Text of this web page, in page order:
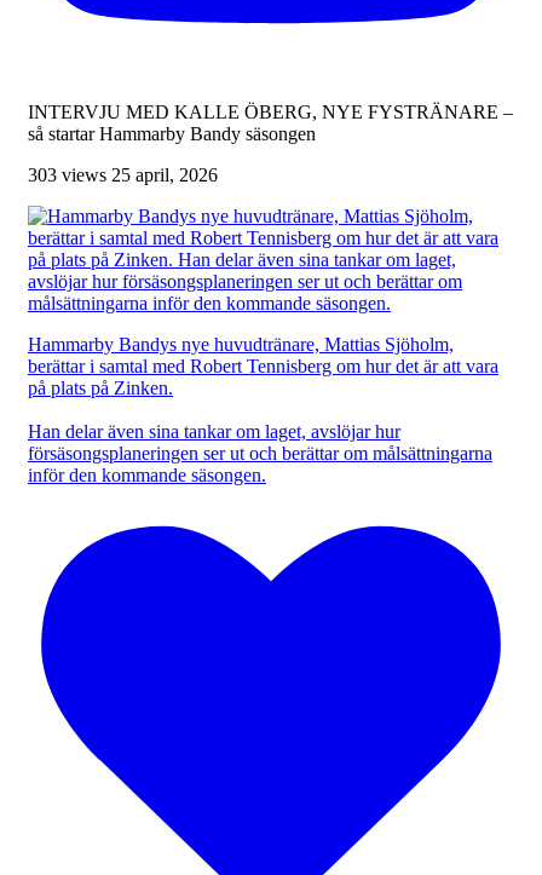
INTERVJU MED KALLE ÖBERG, NYE FYSTRÄNARE –
så startar Hammarby Bandy säsongen
303 views 25 april, 2026
Hammarby Bandys nye huvudtränare, Mattias Sjöholm,
berättar i samtal med Robert Tennisberg om hur det är att vara
på plats på Zinken.
Han delar även sina tankar om laget, avslöjar hur
försäsongsplaneringen ser ut och berättar om målsättningarna
inför den kommande säsongen.